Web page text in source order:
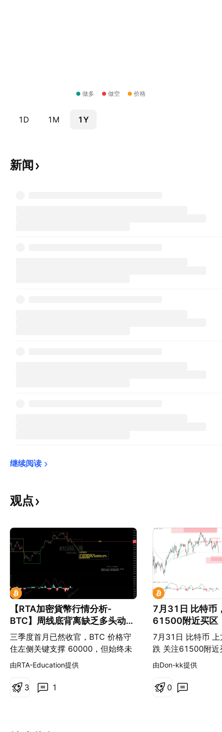
做多 做空 价格
1D 1M 1Y
新闻
继续阅读
观点
【RTA加密貨幣行情分析-
BTC】周线底背离缺乏多头动
能，8 月或将迎来关键抉择
三季度首月已然收官，BTC 价格守
住左侧关键支撑 60000，但始终未
能有效突破 65000 压力位，上周价
荡。 三季度初期我曾提到：若 7 月
由RTA-Education提供
1
3
7月31日 比特币
61500附近买区
7月31日 比特币
跌 关注61500附近
由Don-kk提供
0